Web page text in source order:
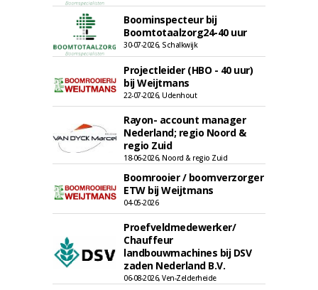
Boominspecteur bij
Boomtotaalzorg24-40 uur
30-07-2026, Schalkwijk
Projectleider (HBO - 40 uur)
bij Weijtmans
22-07-2026, Udenhout
Rayon- account manager
Nederland; regio Noord &
regio Zuid
18-06-2026, Noord & regio Zuid
Boomrooier / boomverzorger
ETW bij Weijtmans
04-05-2026
Proefveldmedewerker/
Chauffeur
landbouwmachines bij DSV
zaden Nederland B.V.
06-08-2026, Ven-Zelderheide